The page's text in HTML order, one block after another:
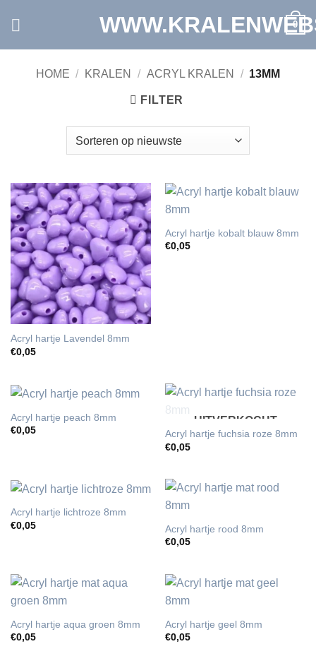
0
HOME / KRALEN / ACRYL KRALEN / 13MM
FILTER
Acryl hartje Lavendel 8mm
€0,05
Acryl hartje kobalt blauw 8mm
€0,05
Acryl hartje peach 8mm
€0,05
UITVERKOCHT
Acryl hartje fuchsia roze 8mm
€0,05
Acryl hartje lichtroze 8mm
€0,05
Acryl hartje rood 8mm
€0,05
Acryl hartje aqua groen 8mm
€0,05
Acryl hartje geel 8mm
€0,05